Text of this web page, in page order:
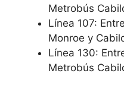
Metrobús
Línea 107:
Monroe y
Línea 130:
Metrobús